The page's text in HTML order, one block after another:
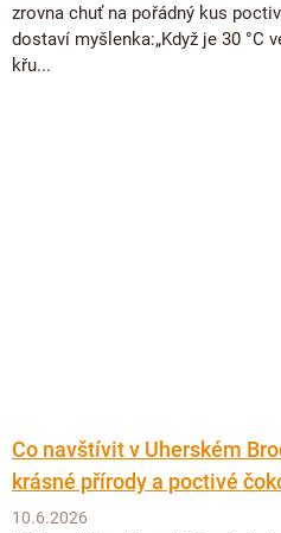
zrovna chuť na pořádný kus
dostaví myšlenka:„Když je 30 °C
křu...
Co navštívit v Uherském
krásné přírody a poctivé
10.6.2026